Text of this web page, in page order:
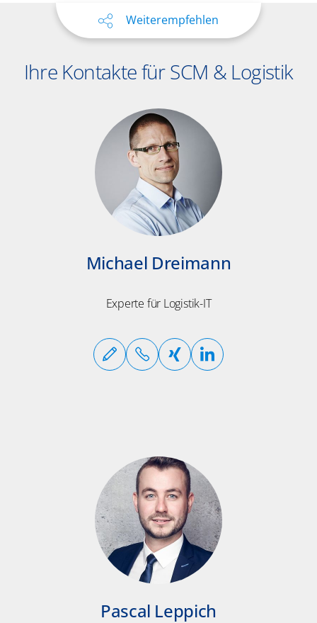
Weiterempfehlen
Ihre Kontakte für SCM & Logistik
Michael Dreimann
Experte für Logistik-IT
Pascal Leppich